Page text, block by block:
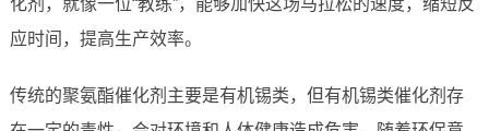
化剂，就像一位“教练”，能够加快这场马拉松的速度，缩短反
应时间，提高生产效率。
传统的聚氨酯催化剂主要是有机锡类，但有机锡类催化剂存